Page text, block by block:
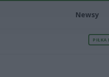
Newsy
PIŁKA